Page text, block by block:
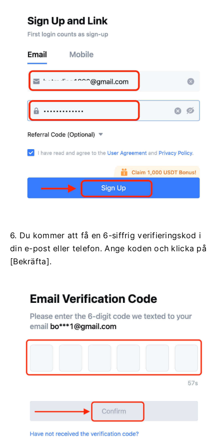
6. Du kommer att få en 6-siffrig verifieringskod i
din e-post eller telefon. Ange koden och klicka på
[Bekräfta].